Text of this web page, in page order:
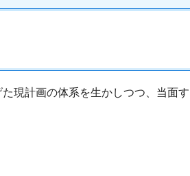
現計画の体系を生かしつつ、当面